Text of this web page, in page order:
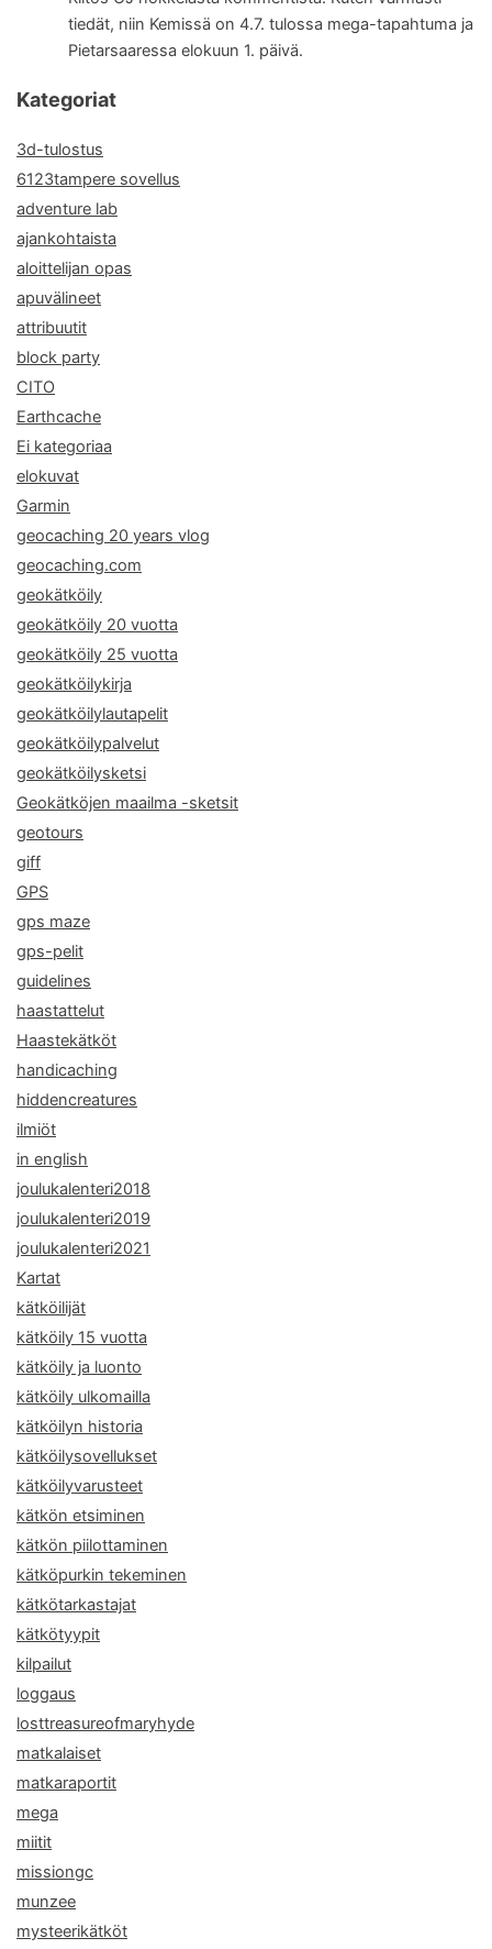
tiedät, niin Kemissä on 4.7. tulossa mega-tapahtuma ja
Pietarsaaressa elokuun 1. päivä.
Kategoriat
3d-tulostus
6123tampere sovellus
adventure lab
ajankohtaista
aloittelijan opas
apuvälineet
attribuutit
block party
CITO
Earthcache
Ei kategoriaa
elokuvat
Garmin
geocaching 20 years vlog
geocaching.com
geokätköily
geokätköily 20 vuotta
geokätköily 25 vuotta
geokätköilykirja
geokätköilylautapelit
geokätköilypalvelut
geokätköilysketsi
Geokätköjen maailma -sketsit
geotours
giff
GPS
gps maze
gps-pelit
guidelines
haastattelut
Haastekätköt
handicaching
hiddencreatures
ilmiöt
in english
joulukalenteri2018
joulukalenteri2019
joulukalenteri2021
Kartat
kätköilijät
kätköily 15 vuotta
kätköily ja luonto
kätköily ulkomailla
kätköilyn historia
kätköilysovellukset
kätköilyvarusteet
kätkön etsiminen
kätkön piilottaminen
kätköpurkin tekeminen
kätkötarkastajat
kätkötyypit
kilpailut
loggaus
losttreasureofmaryhyde
matkalaiset
matkaraportit
mega
miitit
missiongc
munzee
mysteerikätköt